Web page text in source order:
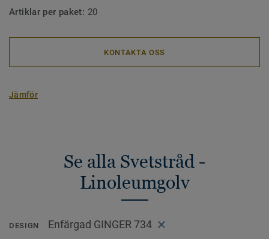
Artiklar per paket: 20
KONTAKTA OSS
Jämför
Se alla Svetstråd -
Linoleumgolv
DESIGN Enfärgad GINGER 734